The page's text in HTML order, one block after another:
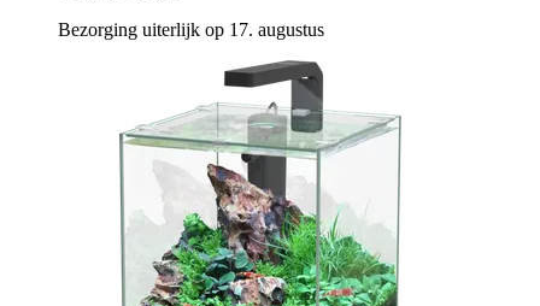
Bezorging uiterlijk op 17. augustus